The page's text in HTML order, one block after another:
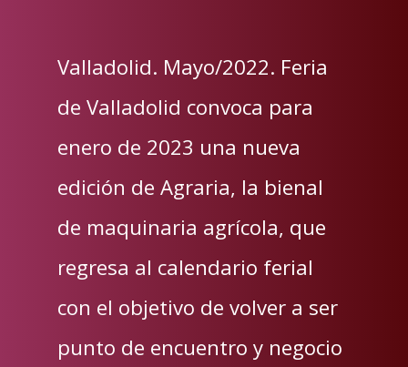
Valladolid. Mayo/2022. Feria
de Valladolid convoca para
enero de 2023 una nueva
edición de Agraria, la bienal
de maquinaria agrícola, que
regresa al calendario ferial
con el objetivo de volver a ser
punto de encuentro y negocio